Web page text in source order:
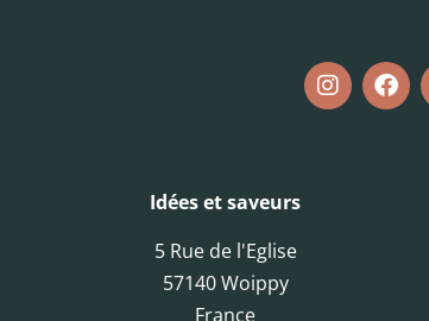
Idées et saveurs
5 Rue de l'Eglise
57140 Woippy
France